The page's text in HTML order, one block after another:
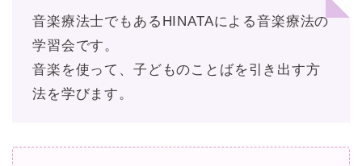
音楽療法士でもあるHINATAによる音楽療法の
学習会です。
音楽を使って、子どものことばを引き出す方
法を学びます。